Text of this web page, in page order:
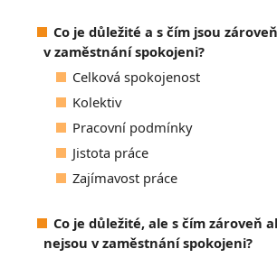
Co je důležité a s čím jsou
v zaměstnání spokojeni?
Celková spokojenost
Kolektiv
Pracovní podmínky
Jistota práce
Zajímavost práce
Co je důležité, ale s čím zároveň
nejsou v zaměstnání spokojeni?